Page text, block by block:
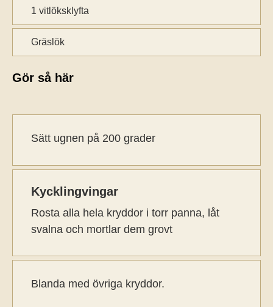
1 vitlöksklyfta
Gräslök
Gör så här
Sätt ugnen på 200 grader
Kycklingvingar
Rosta alla hela kryddor i torr panna, låt
svalna och mortlar dem grovt
Blanda med övriga kryddor.